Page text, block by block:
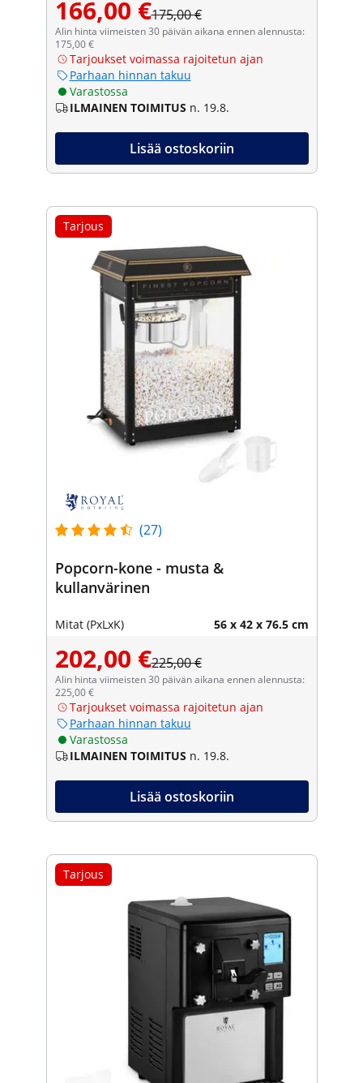
166,00 €175,00 €
Alin hinta viimeisten 30 päivän aikana ennen alennusta:
175,00 €
Tarjoukset voimassa rajoitetun ajan
Parhaan hinnan takuu
Varastossa
ILMAINEN TOIMITUS n. 19.8.
Lisää ostoskoriin
Tarjous
(27)
Popcorn-kone - musta &
kullanvärinen
Mitat (PxLxK) 56 x 42 x 76.5 cm
202,00 €225,00 €
Alin hinta viimeisten 30 päivän aikana ennen alennusta:
225,00 €
Tarjoukset voimassa rajoitetun ajan
Parhaan hinnan takuu
Varastossa
ILMAINEN TOIMITUS n. 19.8.
Lisää ostoskoriin
Tarjous